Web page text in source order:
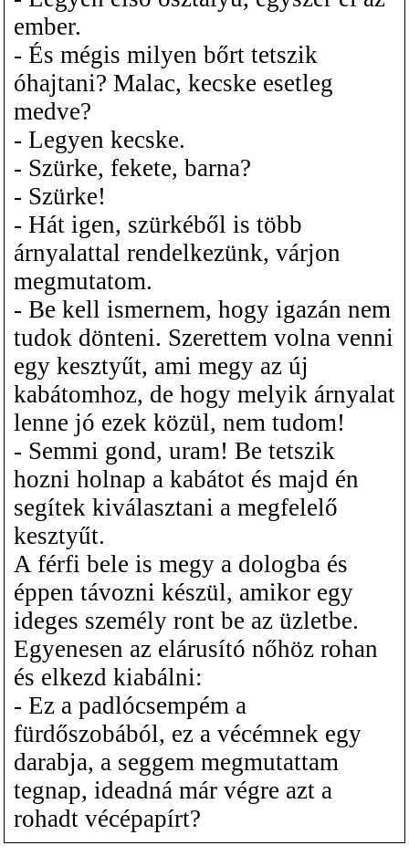
ember.
- És mégis milyen bőrt tetszik
óhajtani? Malac, kecske esetleg
medve?
- Legyen kecske.
- Szürke, fekete, barna?
- Szürke!
- Hát igen, szürkéből is több
árnyalattal rendelkezünk, várjon
megmutatom.
- Be kell ismernem, hogy igazán nem
tudok dönteni. Szerettem volna venni
egy kesztyűt, ami megy az új
kabátomhoz, de hogy melyik árnyalat
lenne jó ezek közül, nem tudom!
- Semmi gond, uram! Be tetszik
hozni holnap a kabátot és majd én
segítek kiválasztani a megfelelő
kesztyűt.
A férfi bele is megy a dologba és
éppen távozni készül, amikor egy
ideges személy ront be az üzletbe.
Egyenesen az elárusító nőhöz rohan
és elkezd kiabálni:
- Ez a padlócsempém a
fürdőszobából, ez a vécémnek egy
darabja, a seggem megmutattam
tegnap, ideadná már végre azt a
rohadt vécépapírt?